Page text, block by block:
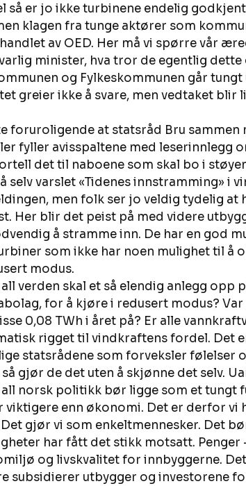
så er jo ikke turbinene endelig
klagen fra tunge aktører som
av OED. Her må vi spørre vår
minister, hva tror de egentlig
og Fylkeskommunen går
greier ikke å svare, men vedtaket
foruroligende at statsråd Bru
fyller avisspaltene med leserinnlegg
det til naboene som skal bo i
selv varslet «Tidenes innstramming» i
men folk ser jo veldig tydelig at
Her blir det peist på med videre
å stramme inn. De har en god
som ikke har noen mulighet til å
modus.
verden skal et så elendig anlegg opp
for å kjøre i redusert modus? Var
0,08 TWh i året på? Er alle
rigget til vindkraftens fordel. Det
statsrådene som forveksler følelser
gjør de det uten å skjønne det selv.
norsk politikk bør ligge som et tungt
viktigere enn økonomi. Det er derfor vi
Det gjør vi som enkeltmennesker. Det
har fått det stikk motsatt. Penger
og livskvalitet for innbyggerne.
subsidierer utbygger og investorene